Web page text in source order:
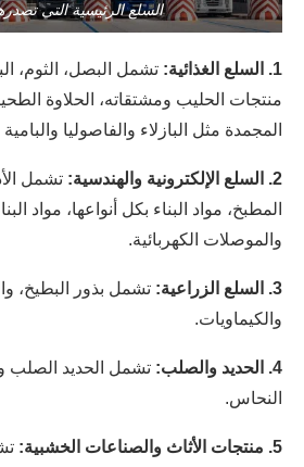
السلع الرئيسية التي
1. السلع الغذائية:
تشمل البصل، الثوم،
منتجات الحليب ومشتقاته، الحلاوة
المجمدة مثل البازلاء والفاصوليا
2. السلع الإلكترونية والهندسية:
تشمل
المطبخ، مواد البناء بكل أنواعها، مواد
والموصلات الكهربائية.
3. السلع الزراعية:
تشمل بذور البطيخ،
والكيماويات.
4. الحديد والصلب:
تشمل الحديد الصلب
النحاس.
5. منتجات الأثاث والصناعات الخشبية: